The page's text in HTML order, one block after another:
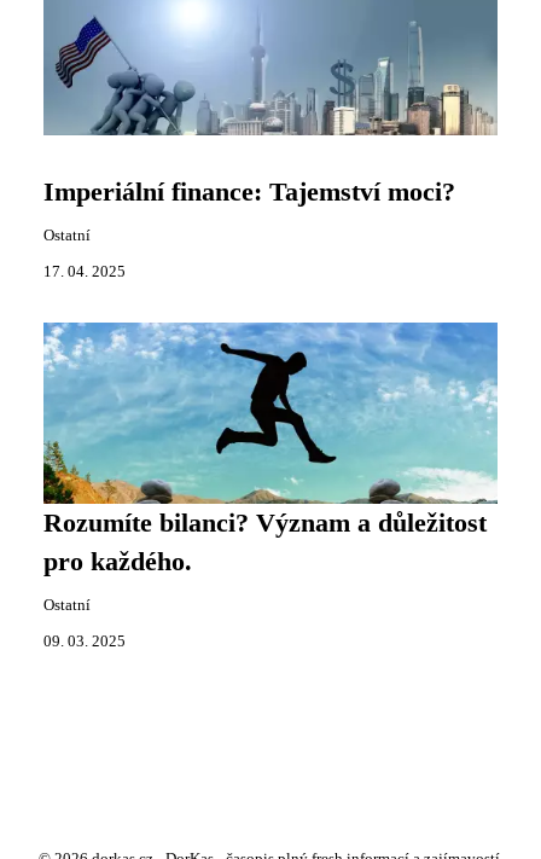
Imperiální finance: Tajemství moci?
Ostatní
17. 04. 2025
Rozumíte bilanci? Význam a důležitost
pro každého.
Ostatní
09. 03. 2025